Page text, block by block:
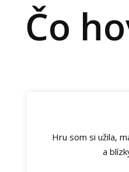
Čo
Hru som si užila,
a